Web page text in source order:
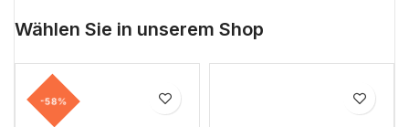
Wählen Sie in unserem Shop
-58%